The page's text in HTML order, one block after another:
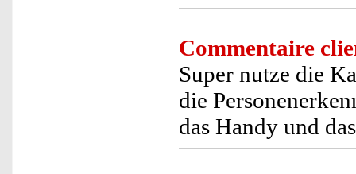
Commentaire
Super nutze die
die
das Handy und